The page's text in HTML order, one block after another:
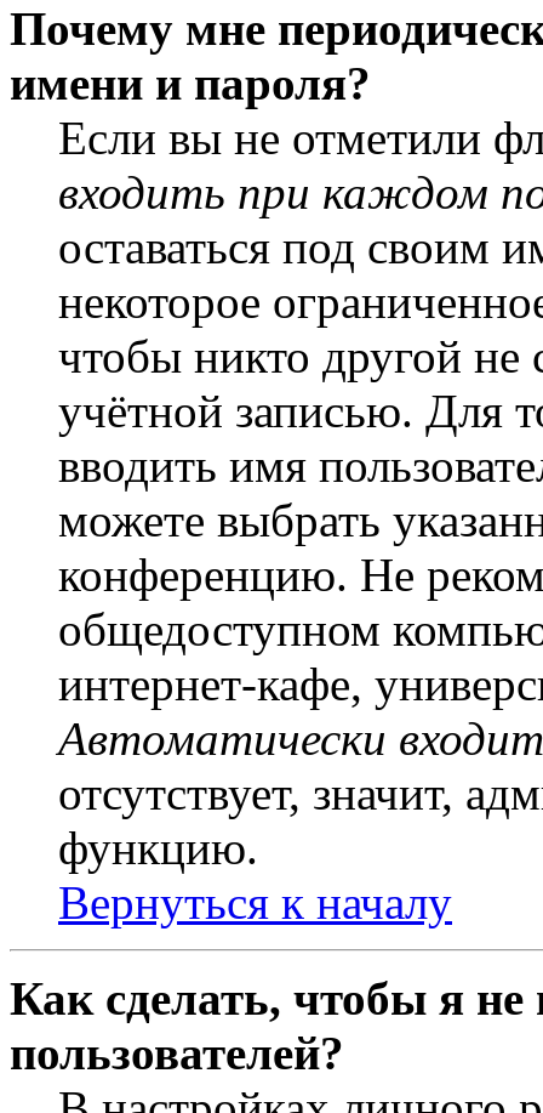
Почему мне
имени и пароля?
Если вы не отметили
входить при каждом
оставаться под своим
некоторое
чтобы никто другой не
учётной записью. Для
вводить имя
можете выбрать
конференцию. Не
общедоступном
интернет-кафе,
Автоматически
отсутствует, значит,
функцию.
Вернуться к началу
Как сделать, чтобы я
пользователей?